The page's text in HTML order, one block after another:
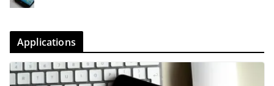
Applications